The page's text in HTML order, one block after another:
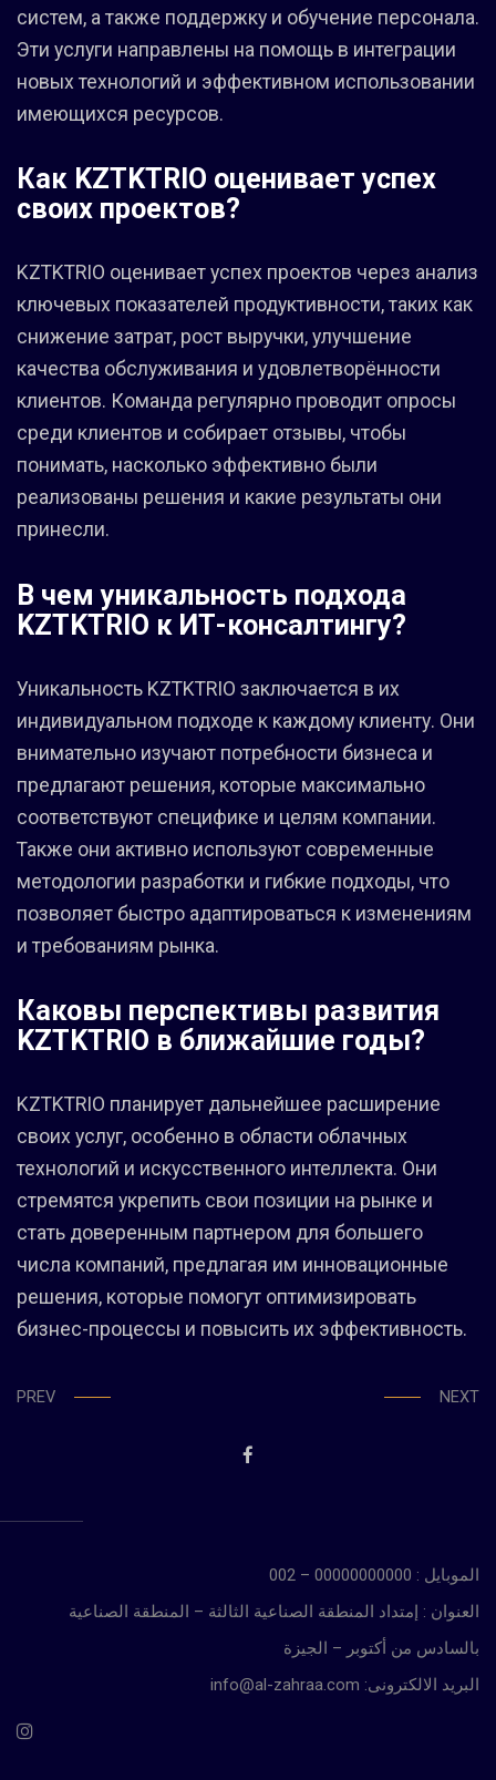
систем, а также поддержку и обучение персонала.
Эти услуги направлены на помощь в интеграции
новых технологий и эффективном использовании
имеющихся ресурсов.
Как KZTKTRIO оценивает успех
своих проектов?
KZTKTRIO оценивает успех проектов через анализ
ключевых показателей продуктивности, таких как
снижение затрат, рост выручки, улучшение
качества обслуживания и удовлетворённости
клиентов. Команда регулярно проводит опросы
среди клиентов и собирает отзывы, чтобы
понимать, насколько эффективно были
реализованы решения и какие результаты они
принесли.
В чем уникальность подхода
KZTKTRIO к ИТ-консалтингу?
Уникальность KZTKTRIO заключается в их
индивидуальном подходе к каждому клиенту. Они
внимательно изучают потребности бизнеса и
предлагают решения, которые максимально
соответствуют специфике и целям компании.
Также они активно используют современные
методологии разработки и гибкие подходы, что
позволяет быстро адаптироваться к изменениям
и требованиям рынка.
Каковы перспективы развития
KZTKTRIO в ближайшие годы?
KZTKTRIO планирует дальнейшее расширение
своих услуг, особенно в области облачных
технологий и искусственного интеллекта. Они
стремятся укрепить свои позиции на рынке и
стать доверенным партнером для большего
числа компаний, предлагая им инновационные
решения, которые помогут оптимизировать
бизнес-процессы и повысить их эффективность.
PREV NEXT
الموبايل : 00000000000 – 002
العنوان : إمتداد المنطقة الصناعية الثالثة – المنطقة الصناعية
بالسادس من أكتوبر – الجيزة
info@al-zahraa.com :البريد الالكترونى